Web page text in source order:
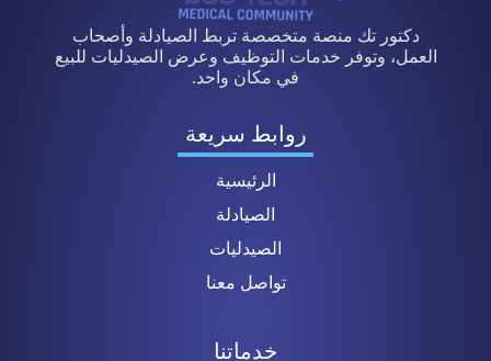
دكتور تك منصة متخصصة تربط الصيادلة وأصحاب
العمل، وتوفر خدمات التوظيف وعرض الصيدليات للبيع
في مكان واحد.
روابط سريعة
الرئيسية
الصيادلة
الصيدليات
تواصل معنا
خدماتنا